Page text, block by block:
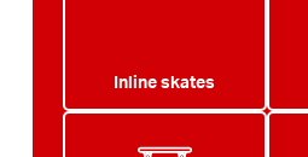
Inline skates